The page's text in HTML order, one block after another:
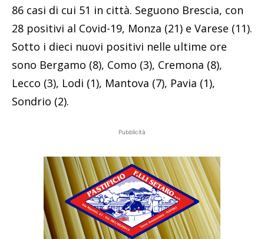
86 casi di cui 51 in città. Seguono Brescia, con
28 positivi al Covid-19, Monza (21) e Varese (11).
Sotto i dieci nuovi positivi nelle ultime ore
sono Bergamo (8), Como (3), Cremona (8),
Lecco (3), Lodi (1), Mantova (7), Pavia (1),
Sondrio (2).
Pubblicità